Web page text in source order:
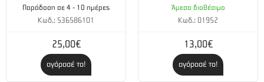
Παράδοση σε 4 - 10 ημέρες
Κωδ.: 536586101
25,00€
αγόρασέ το!
Άμεσα διαθέσιμο
Κωδ.: 01952
13,00€
αγόρασέ το!